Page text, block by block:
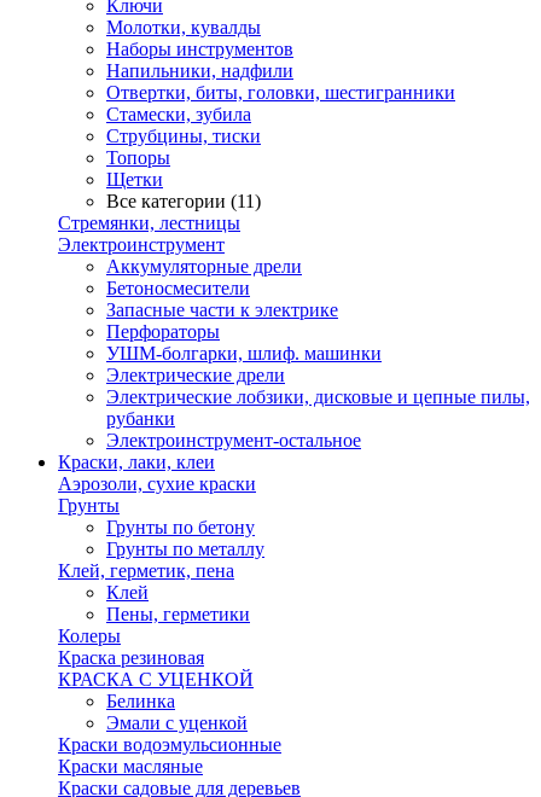
Ключи
Молотки, кувалды
Наборы инструментов
Напильники, надфили
Отвертки, биты, головки, шестигранники
Стамески, зубила
Струбцины, тиски
Топоры
Щетки
Все категории (11)
Стремянки, лестницы
Электроинструмент
Аккумуляторные дрели
Бетоносмесители
Запасные части к электрике
Перфораторы
УШМ-болгарки, шлиф. машинки
Электрические дрели
Электрические лобзики, дисковые и цепные пилы,
рубанки
Электроинструмент-остальное
Краски, лаки, клеи
Аэрозоли, сухие краски
Грунты
Грунты по бетону
Грунты по металлу
Клей, герметик, пена
Клей
Пены, герметики
Колеры
Краска резиновая
КРАСКА С УЦЕНКОЙ
Белинка
Эмали с уценкой
Краски водоэмульсионные
Краски масляные
Краски садовые для деревьев